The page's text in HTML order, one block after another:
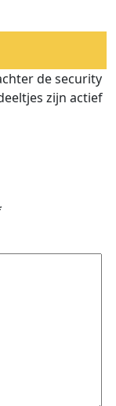
de security
zijn actief